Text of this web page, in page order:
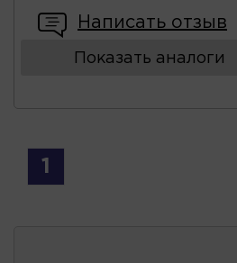
Написать отзыв
Показать аналоги
1